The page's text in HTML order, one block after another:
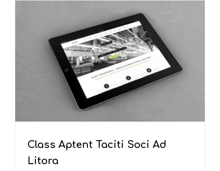
Class Aptent Taciti Soci Ad
Litora